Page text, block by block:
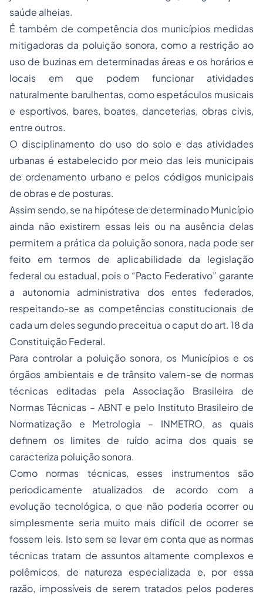
saúde alheias.
É também de competência dos municípios medidas
mitigadoras da poluição sonora, como a restrição ao
uso de buzinas em determinadas áreas e os horários e
locais em que podem funcionar atividades
naturalmente barulhentas, como espetáculos musicais
e esportivos, bares, boates, danceterias, obras civis,
entre outros.
O disciplinamento do uso do solo e das atividades
urbanas é estabelecido por meio das leis municipais
de ordenamento urbano e pelos códigos municipais
de obras e de posturas.
Assim sendo, se na hipótese de determinado Município
ainda não existirem essas leis ou na ausência delas
permitem a prática da poluição sonora, nada pode ser
feito em termos de aplicabilidade da legislação
federal ou estadual, pois o “Pacto Federativo” garante
a autonomia administrativa dos entes federados,
respeitando-se as competências constitucionais de
cada um deles segundo preceitua o caput do art. 18 da
Constituição Federal.
Para controlar a poluição sonora, os Municípios e os
órgãos ambientais e de trânsito valem-se de normas
técnicas editadas pela Associação Brasileira de
Normas Técnicas – ABNT e pelo Instituto Brasileiro de
Normatização e Metrologia – INMETRO, as quais
definem os limites de ruído acima dos quais se
caracteriza poluição sonora.
Como normas técnicas, esses instrumentos são
periodicamente atualizados de acordo com a
evolução tecnológica, o que não poderia ocorrer ou
simplesmente seria muito mais difícil de ocorrer se
fossem leis. Isto sem se levar em conta que as normas
técnicas tratam de assuntos altamente complexos e
polêmicos, de natureza especializada e, por essa
razão, impossíveis de serem tratados pelos poderes